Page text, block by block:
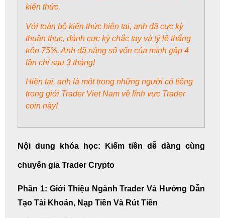
kiến thức.
Với toàn bộ kiến thức hiện tại, anh đã cực kỳ
thuần thục, đánh cực kỳ chắc tay và tỷ lệ thắng
trên 75%. Anh đã nâng số vốn của mình gâp 4
lần chỉ sau 3 tháng!
Hiện tại, anh là một trong những người có tiếng
trong giới Trader Viet Nam về lĩnh vực Trader
coin này!
Nội dung khóa học: Kiếm tiền dễ dàng cùng
chuyên gia Trader Crypto
Phần 1: Giới Thiệu Ngành Trader Và Hướng Dẫn
Tạo Tài Khoản, Nạp Tiền Và Rút Tiền